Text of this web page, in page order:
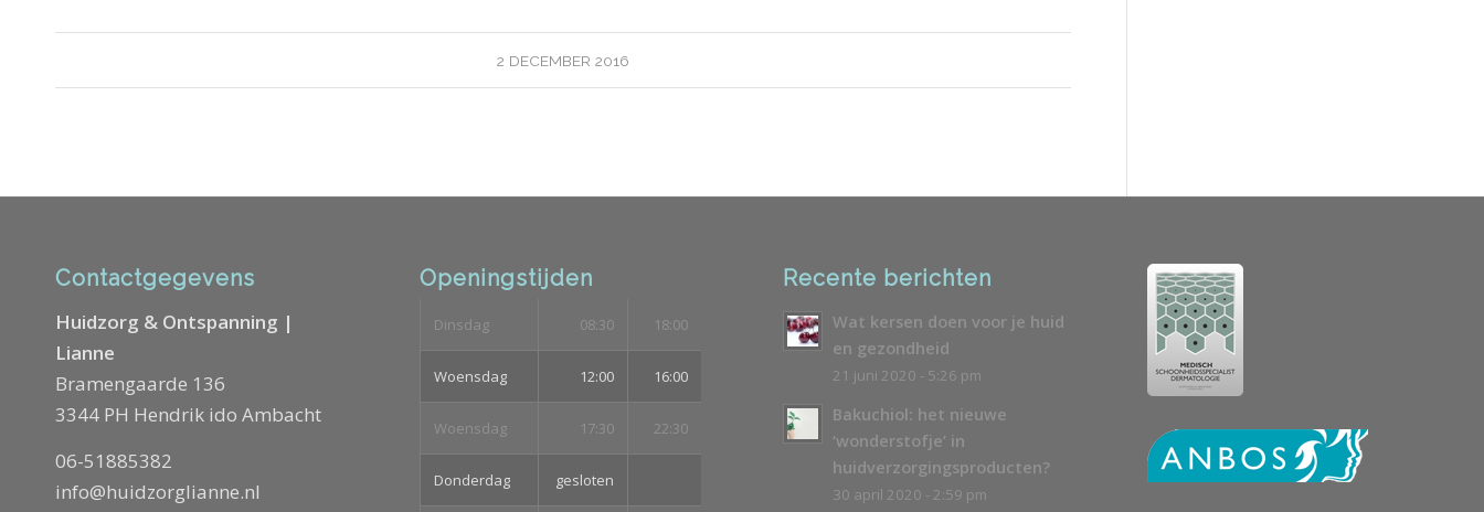
2 DECEMBER 2016
Contactgegevens
Huidzorg & Ontspanning |
Lianne
Bramengaarde 136
3344 PH Hendrik ido Ambacht
06-51885382
info@huidzorglianne.nl
Openingstijden
Dinsdag 08:30 18:00
Woensdag 12:00 16:00
Woensdag 17:30 22:30
Donderdag gesloten
Recente berichten
Wat kersen doen voor je huid
en gezondheid
21 juni 2020 - 5:26 pm
Bakuchiol: het nieuwe
‘wonderstofje’ in
huidverzorgingsproducten?
30 april 2020 - 2:59 pm